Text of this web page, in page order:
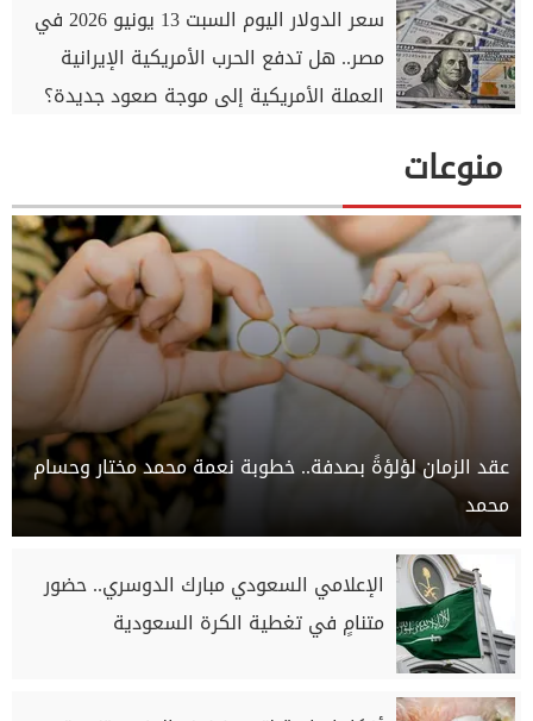
سعر الدولار اليوم السبت 13 يونيو 2026 في
مصر.. هل تدفع الحرب الأمريكية الإيرانية
العملة الأمريكية إلى موجة صعود جديدة؟
منوعات
عقد الزمان لؤلؤةً بصدفة.. خطوبة نعمة محمد مختار وحسام
محمد
الإعلامي السعودي مبارك الدوسري.. حضور
متنامٍ في تغطية الكرة السعودية